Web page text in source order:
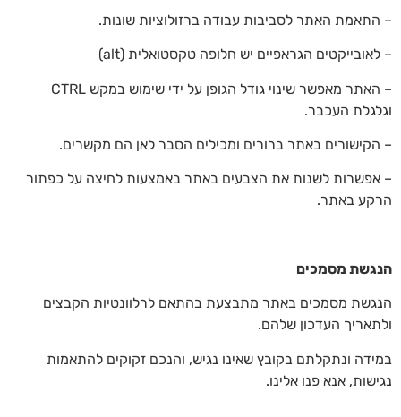
– התאמת האתר לסביבות עבודה ברזולוציות שונות.
– לאובייקטים הגראפיים יש חלופה טקסטואלית (alt)
– האתר מאפשר שינוי גודל הגופן על ידי שימוש במקש CTRL
וגלגלת העכבר.
– הקישורים באתר ברורים ומכילים הסבר לאן הם מקשרים.
– אפשרות לשנות את הצבעים באתר באמצעות לחיצה על כפתור
הרקע באתר.
הנגשת מסמכים
הנגשת מסמכים באתר מתבצעת בהתאם לרלוונטיות הקבצים
ולתאריך העדכון שלהם.
במידה ונתקלתם בקובץ שאינו נגיש, והנכם זקוקים להתאמות
נגישות, אנא פנו אלינו.